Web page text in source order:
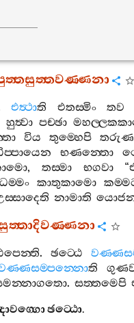
එත්‍ථාති එතස‍්මිං තව
හුත්‍වා පච‍්ඡා
විය තුම‍්හෙපි
භණන‍්තො
, තස‍්මා භගවා“
කාතුකාමො
නාමාති
.ඡට‍්ඨෙ
ති
. සත‍්තමෙපි
ඡට‍්ඨො.